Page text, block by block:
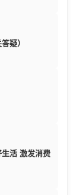
疑）
活 激发消费